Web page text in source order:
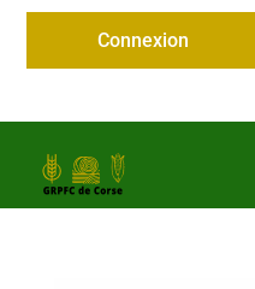
Connexion